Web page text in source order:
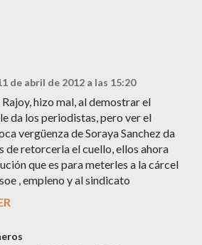
de abril de 2012 a las 15:20
hizo mal, al demostrar el
da los periodistas, pero ver el
vergüenza de Soraya Sanchez da
de retorcerla el cuello, ellos ahora
que es para meterles a la cárcel
, empleno y al sindicato